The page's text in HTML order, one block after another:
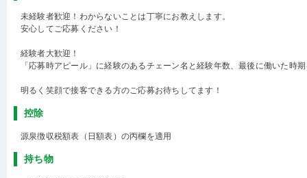
未経験者歓迎！わからないことは丁寧にお教えします。
安心してご応募ください！
経験者大歓迎！
「応募時アピール」に経験のあるチェーン名と経験年数、最後に働いた時
明るく笑顔で接客できる方のご応募お待ちしてます！
控除
源泉徴収税額表（日額表）の丙欄を適用
持ち物